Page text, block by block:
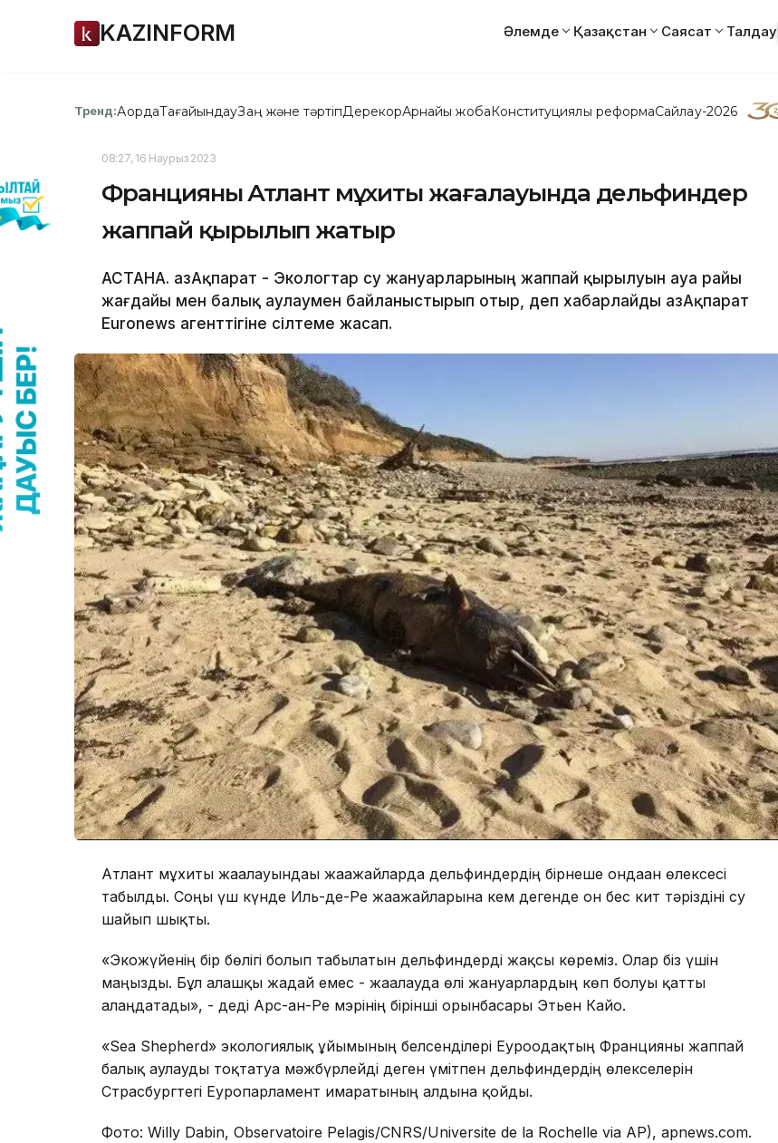
KAZINFORM Әлемде Қазақстан Саясат Талдау
Тренд:АқордаТағайындауЗаң және тәртіпДерекқорАрнайы жобаКонституциялық реформаСайлау-2026
08:27, 16 Наурыз 2023
Францияның Атлант мұхиты жағалауында дельфиндер
жаппай қырылып жатыр
АСТАНА. ҚазАқпарат - Экологтар су жануарларының жаппай қырылуын ауа райы
жағдайы мен балық аулаумен байланыстырып отыр, деп хабарлайды ҚазАқпарат
Euronews агенттігіне сілтеме жасап.
Атлант мұхиты жағалауындағы жағажайларда дельфиндердің бірнеше ондаған өлексесі
табылды. Соңғы үш күнде Иль-де-Ре жағажайларына кем дегенде он бес кит тәріздіні су
шайып шықты.
«Экожүйенің бір бөлігі болып табылатын дельфиндерді жақсы көреміз. Олар біз үшін
маңызды. Бұл алғашқы жағдай емес - жағалауда өлі жануарлардың көп болуы қатты
алаңдатады», - деді Арс-ан-Ре мэрінің бірінші орынбасары Этьен Кайо.
«Sea Shepherd» экологиялық ұйымының белсенділері Еуроодақтың Францияны жаппай
балық аулауды тоқтатуға мәжбүрлейді деген үмітпен дельфиндердің өлекселерін
Страсбургтегі Еуропарламент ғимаратының алдына қойды.
Фото: Willy Dabin, Observatoire Pelagis/CNRS/Universite de la Rochelle via AP), apnews.com.